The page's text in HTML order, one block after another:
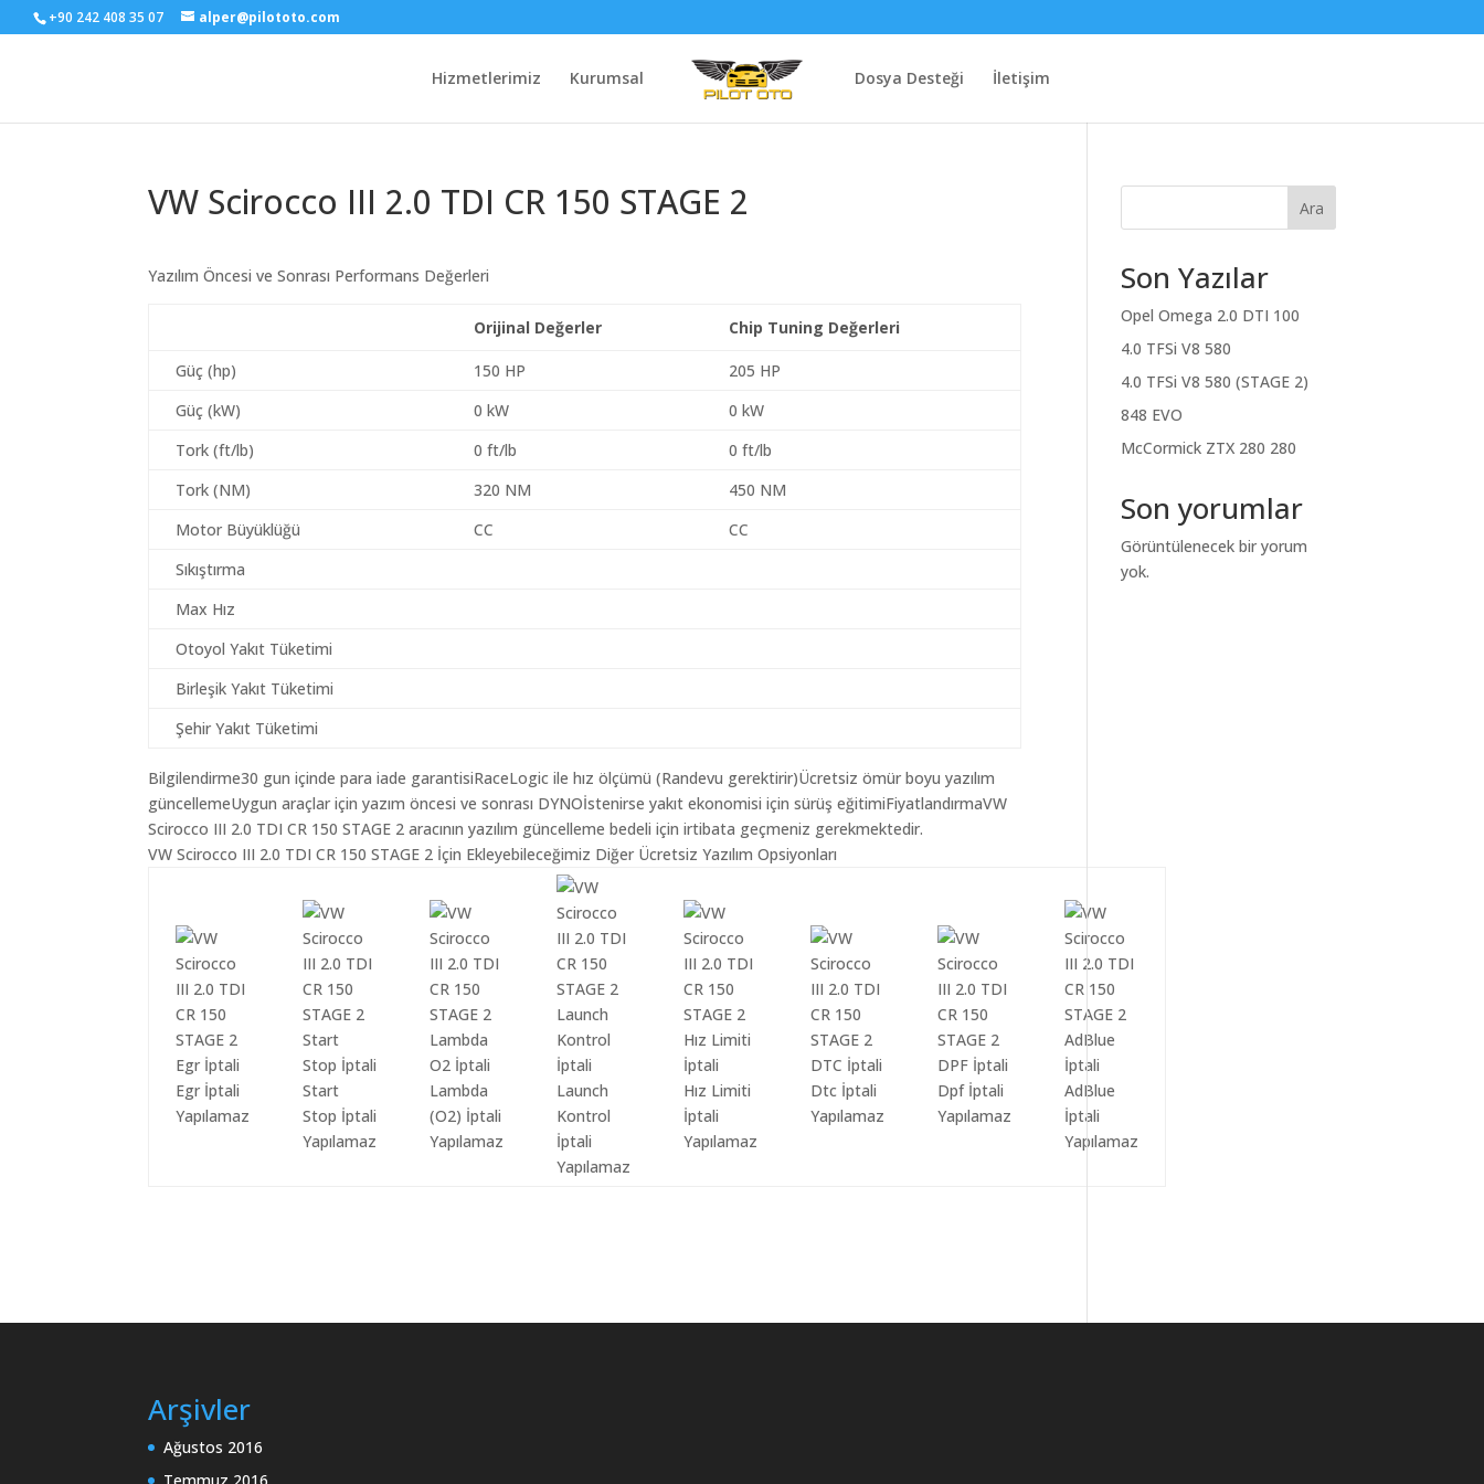
+90 242 408 35 07 alper@pilototo.com
Hizmetlerimiz Kurumsal Dosya Desteği İletişim
VW Scirocco III 2.0 TDI CR 150 STAGE 2
Yazılım Öncesi ve Sonrası Performans Değerleri
Orijinal Değerler Chip Tuning Değerleri
Güç (hp) 150 HP
205 HP
Güç (kW)
0 kW
0 kW
Tork (ft/lb)
0 ft/lb
0 ft/lb
Tork (NM)
320 NM
450 NM
Motor Büyüklüğü
CC
CC
Sıkıştırma
Max Hız
Otoyol Yakıt Tüketimi
Birleşik Yakıt Tüketimi
Şehir Yakıt Tüketimi
Bilgilendirme30 gun içinde para iade garantisiRaceLogic ile hız ölçümü (Randevu gerektirir)Ücretsiz ömür boyu yazılım
güncellemeUygun araçlar için yazım öncesi ve sonrası DYNOİstenirse yakıt ekonomisi için sürüş eğitimiFiyatlandırmaVW
Scirocco III 2.0 TDI CR 150 STAGE 2 aracının yazılım güncelleme bedeli için irtibata geçmeniz gerekmektedir.
VW Scirocco III 2.0 TDI CR 150 STAGE 2 İçin Ekleyebileceğimiz Diğer Ücretsiz Yazılım Opsiyonları
Egr İptali
Yapılamaz
Start
Stop İptali
Yapılamaz
Lambda
(O2) İptali
Yapılamaz
Launch
Kontrol
İptali
Yapılamaz
Hız Limiti
İptali
Yapılamaz
Dtc İptali
Yapılamaz
Dpf İptali
Yapılamaz
AdBlue
İptali
Yapılamaz
Ara
Son Yazılar
Opel Omega 2.0 DTI 100
4.0 TFSi V8 580
4.0 TFSi V8 580 (STAGE 2)
848 EVO
McCormick ZTX 280 280
Son yorumlar
Görüntülenecek bir yorum
yok.
Arşivler
Ağustos 2016
Temmuz 2016